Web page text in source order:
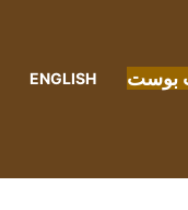
بوست ENGLISH